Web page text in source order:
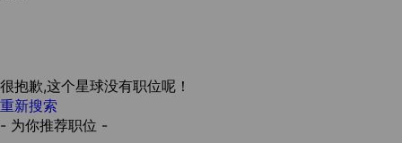
很抱歉,这个星球没有职位呢！
重新搜索
- 为你推荐职位 -